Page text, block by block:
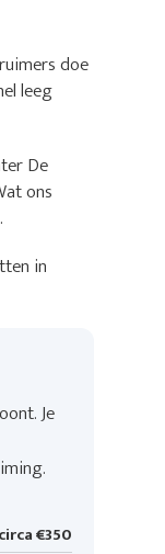
doe
leeg
De
ons
in
Je
€350